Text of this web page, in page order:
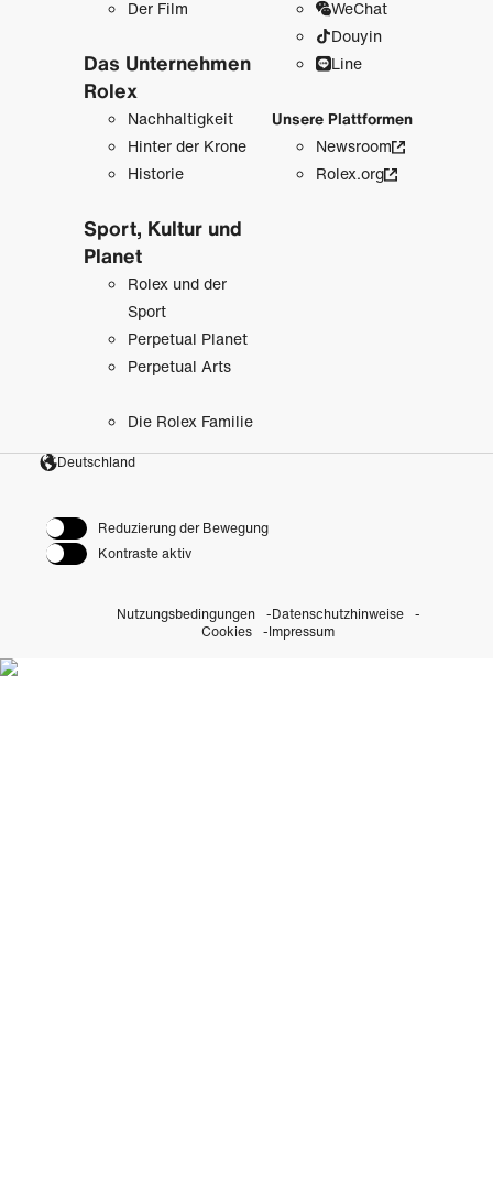
Der Film
Das Unternehmen
Rolex
Nachhaltigkeit
Hinter der Krone
Historie
Sport, Kultur und
Planet
Rolex und der
Sport
Perpetual Planet
Perpetual Arts
Die Rolex Familie
WeChat
Douyin
Line
Unsere Plattformen
Newsroom
Rolex.org
Deutschland
Reduzierung der Bewegung
Kontraste aktiv
Nutzungsbedingungen
Datenschutzhinweise
Cookies
Impressum